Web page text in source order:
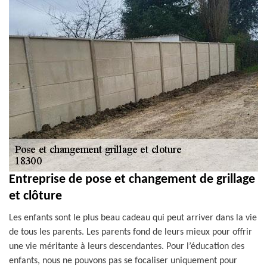
Entreprise de pose et changement de grillage
et clôture
Les enfants sont le plus beau cadeau qui peut arriver dans la vie
de tous les parents. Les parents fond de leurs mieux pour offrir
une vie méritante à leurs descendantes. Pour l’éducation des
enfants, nous ne pouvons pas se focaliser uniquement pour